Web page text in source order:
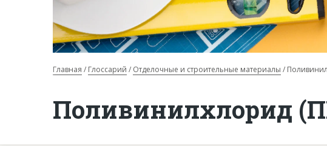
Главная Глоссарий Отделочные и строительные материалы
Поливинилхлорид